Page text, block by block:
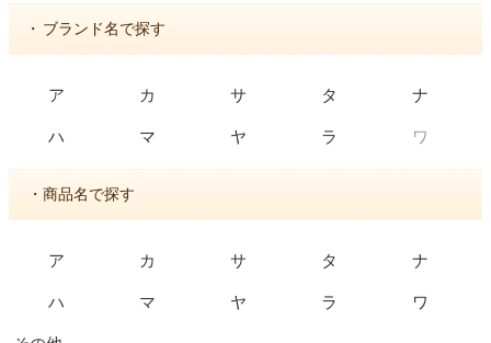
・ ブランド名で探す
ア カ サ タ ナ
ハ マ ヤ ラ ワ
・商品名で探す
ア カ サ タ ナ
ハ マ ヤ ラ ワ